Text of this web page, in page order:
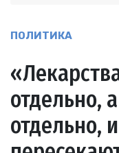
ПОЛИТИКА
отдельно,
отдельно,